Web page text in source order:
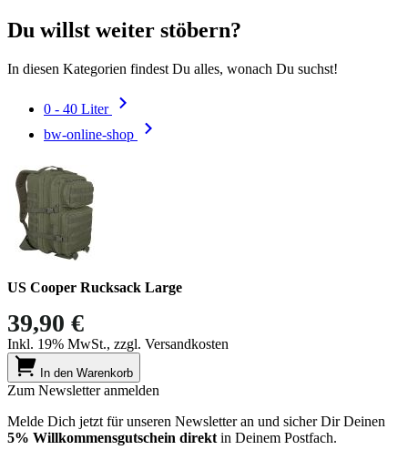
Du willst weiter stöbern?
In diesen Kategorien findest Du alles, wonach Du suchst!
0 - 40 Liter
bw-online-shop
US Cooper Rucksack Large
39,90 €
Inkl. 19% MwSt., zzgl. Versandkosten
In den Warenkorb
Zum Newsletter anmelden
Melde Dich jetzt für unseren Newsletter an und sicher Dir Deinen
5% Willkommensgutschein direkt in Deinem Postfach.